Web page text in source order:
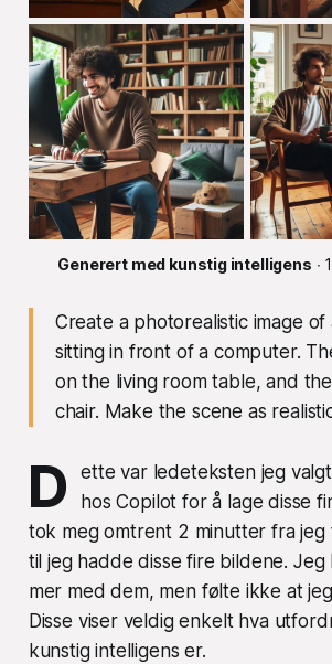
Generert med kunstig intelligens ∙
Create a photorealistic image of
sitting in front of a computer.
on the living room table, and
chair. Make the scene as
D
ette var ledeteksten jeg
hos Copilot for å lage disse
tok meg omtrent 2 minutter fra
til jeg hadde disse fire bildene.
mer med dem, men følte ikke at
Disse viser veldig enkelt hva
kunstig intelligens er.